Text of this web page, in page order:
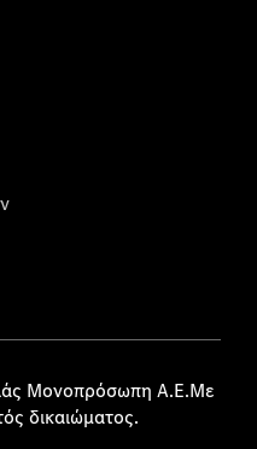
Μονοπρόσωπη Α.Ε.Με
δικαιώματος.